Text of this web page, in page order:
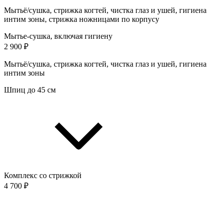
Мытьё/сушка, стрижка когтей, чистка глаз и ушей, гигиена
интим зоны, стрижка ножницами по корпусу
Мытье-сушка, включая гигиену
2 900 ₽
Мытьё/сушка, стрижка когтей, чистка глаз и ушей, гигиена
интим зоны
Шпиц до 45 см
Комплекс со стрижкой
4 700 ₽